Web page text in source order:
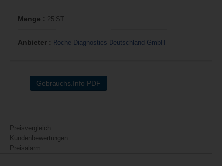
Menge : 25 ST
Anbieter : Roche Diagnostics Deutschland GmbH
Gebrauchs.Info PDF
Preisvergleich
Kundenbewertungen
Preisalarm